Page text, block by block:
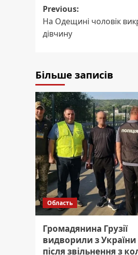
Post
navigation
Previous:
На Одещині чоловік
дівчину
Більше записів
Область
Громадянина Грузії
видворили з України
після звільнення з